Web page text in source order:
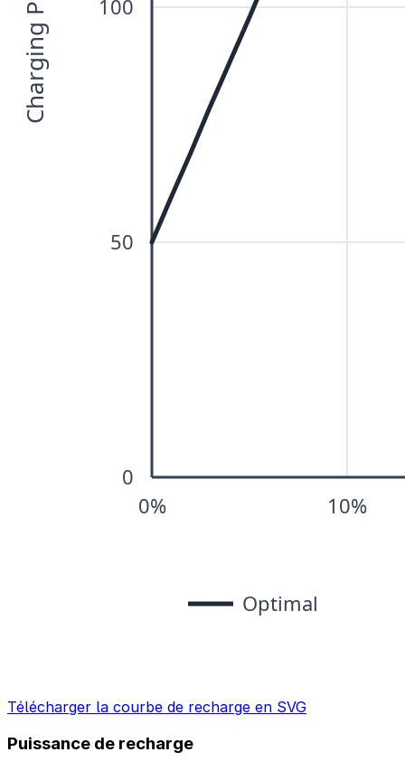
Télécharger la courbe de recharge en SVG
Puissance de recharge